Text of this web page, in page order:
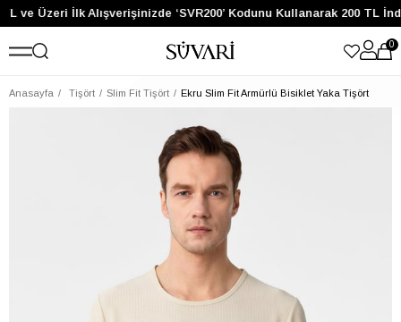
ve Üzeri İlk Alışverişinizde ‘SVR200’ Kodunu Kullanarak 200 TL
0
Anasayfa Tişört Slim Fit Tişört Ekru Slim Fit Armürlü Bisiklet Yaka Tişört